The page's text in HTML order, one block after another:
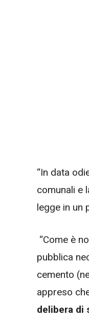
“In data
comunali e
legge in un
“Come è
pubblica
cemento
appreso
delibera di